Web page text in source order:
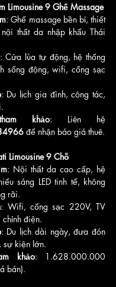
Limousine 9 Ghế Massage
: Ghế massage bền bỉ, thiết
thất da nhập khẩu Thái
: Cửa lùa tự động, hệ thống
sống động, wifi, cổng sạc
: Du lịch gia đình, công tác,
khảo
để nhận báo giá thuê.
Limousine 9 Chỗ
: Nội thất da cao cấp, hệ
sáng LED tinh tế, không
rãi.
: Wifi, cổng sạc 220V, TV
chỉnh điện.
: Du lịch dài ngày, đưa đón
sự kiện lớn.
khảo: 1.628.000.000
bán).